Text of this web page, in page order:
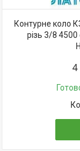
Контурне коло
різь 3/8